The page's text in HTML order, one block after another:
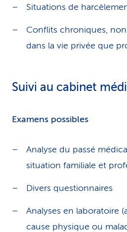
Situations de
Conflits chroniques,
dans la vie privée que
Suivi au cabinet
Examens possibles
Analyse du passé
situation familiale et
Divers questionnaires
Analyses en laboratoire
cause physique ou